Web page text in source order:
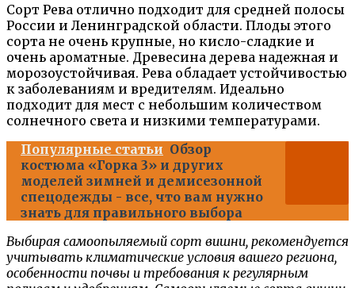
Сорт Рева отлично подходит для средней полосы
России и Ленинградской области. Плоды этого
сорта не очень крупные, но кисло-сладкие и
очень ароматные. Древесина дерева надежная и
морозоустойчивая. Рева обладает устойчивостью
к заболеваниям и вредителям. Идеально
подходит для мест с небольшим количеством
солнечного света и низкими температурами.
Популярные статьи Обзор
костюма «Горка 3» и других
моделей зимней и демисезонной
спецодежды - все, что вам нужно
знать для правильного выбора
Выбирая самоопыляемый сорт вишни, рекомендуется
учитывать климатические условия вашего региона,
особенности почвы и требования к регулярным